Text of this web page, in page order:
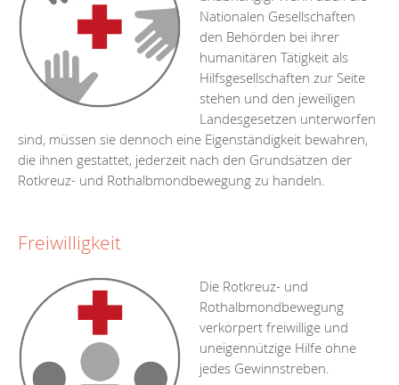
Nationalen Gesellschaften
den Behörden bei ihrer
humanitären Tätigkeit als
Hilfsgesellschaften zur Seite
stehen und den jeweiligen
Landesgesetzen unterworfen
sind, müssen sie dennoch eine Eigenständigkeit bewahren,
die ihnen gestattet, jederzeit nach den Grundsätzen der
Rotkreuz- und Rothalbmondbewegung zu handeln.
Freiwilligkeit
Die Rotkreuz- und
Rothalbmondbewegung
verkörpert freiwillige und
uneigennützige Hilfe ohne
jedes Gewinnstreben.